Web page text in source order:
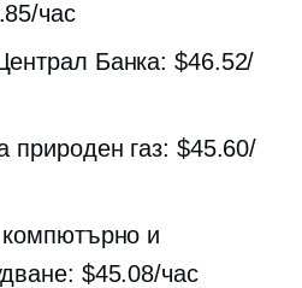
час
Банка: $46.52/
природен газ: $45.60/
и
$45.08/час